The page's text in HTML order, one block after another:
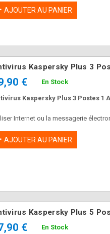
AJOUTER AU PANIER
Kaspersky Plus 3
€ En Stock
Kaspersky Plus 3 Postes 1
Internet ou la messagerie
AJOUTER AU PANIER
Kaspersky Plus 5
€ En Stock